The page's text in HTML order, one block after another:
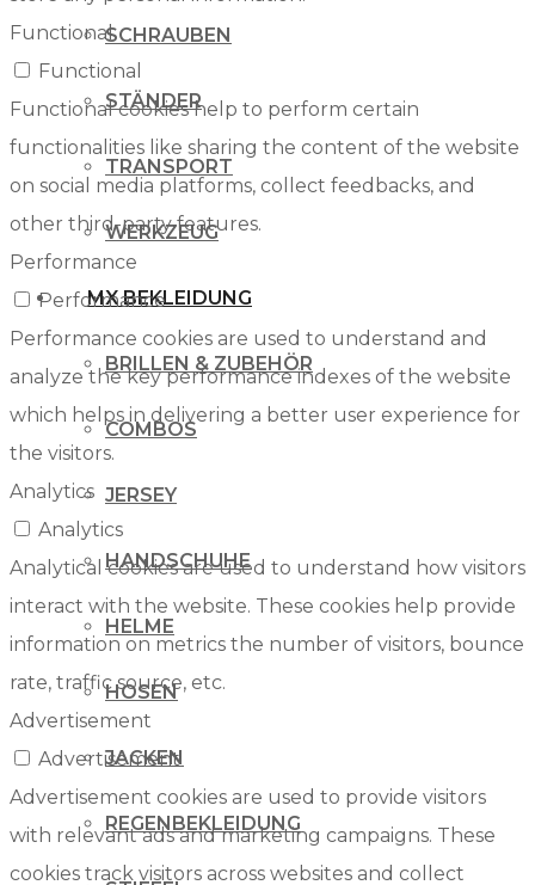
SCHRAUBEN
STÄNDER
TRANSPORT
WERKZEUG
MX BEKLEIDUNG
BRILLEN & ZUBEHÖR
COMBOS
JERSEY
HANDSCHUHE
HELME
HOSEN
JACKEN
REGENBEKLEIDUNG
Functional
Functional
Functional cookies help to perform certain
functionalities like sharing the content of the website
on social media platforms, collect feedbacks, and
other third-party features.
Performance
Performance
Performance cookies are used to understand and
analyze the key performance indexes of the website
which helps in delivering a better user experience for
the visitors.
Analytics
Analytics
Analytical cookies are used to understand how visitors
interact with the website. These cookies help provide
information on metrics the number of visitors, bounce
rate, traffic source, etc.
Advertisement
Advertisement
Advertisement cookies are used to provide visitors
with relevant ads and marketing campaigns. These
cookies track visitors across websites and collect